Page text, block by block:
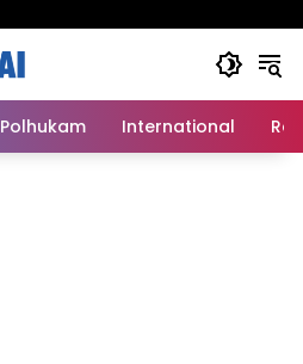
Polhukam International